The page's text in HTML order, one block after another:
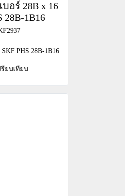
บอร์ 28B x 16
28B-1B16
PHS 28B-1B16
รียบเทียบ